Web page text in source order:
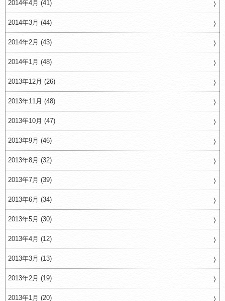
2014年4月 (41)
2014年3月 (44)
2014年2月 (43)
2014年1月 (48)
2013年12月 (26)
2013年11月 (48)
2013年10月 (47)
2013年9月 (46)
2013年8月 (32)
2013年7月 (39)
2013年6月 (34)
2013年5月 (30)
2013年4月 (12)
2013年3月 (13)
2013年2月 (19)
2013年1月 (20)